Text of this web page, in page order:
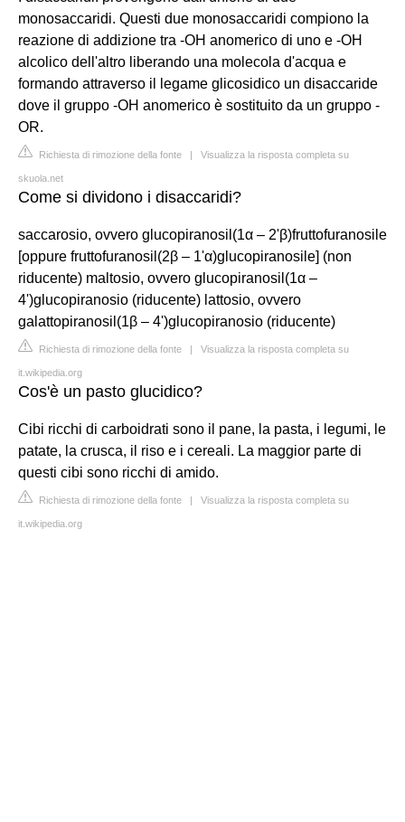
monosaccaridi. Questi due monosaccaridi compiono la
reazione di addizione tra -OH anomerico di uno e -OH
alcolico dell'altro liberando una molecola d'acqua e
formando attraverso il legame glicosidico un disaccaride
dove il gruppo -OH anomerico è sostituito da un gruppo -
OR.
Richiesta di rimozione della fonte Visualizza la risposta completa su
skuola.net
Come si dividono i disaccaridi?
saccarosio, ovvero glucopiranosil(1α – 2'β)fruttofuranosile
[oppure fruttofuranosil(2β – 1'α)glucopiranosile] (non
riducente) maltosio, ovvero glucopiranosil(1α –
4')glucopiranosio (riducente) lattosio, ovvero
galattopiranosil(1β – 4')glucopiranosio (riducente)
Richiesta di rimozione della fonte Visualizza la risposta completa su
it.wikipedia.org
Cos'è un pasto glucidico?
Cibi ricchi di carboidrati sono il pane, la pasta, i legumi, le
patate, la crusca, il riso e i cereali. La maggior parte di
questi cibi sono ricchi di amido.
Richiesta di rimozione della fonte Visualizza la risposta completa su
it.wikipedia.org